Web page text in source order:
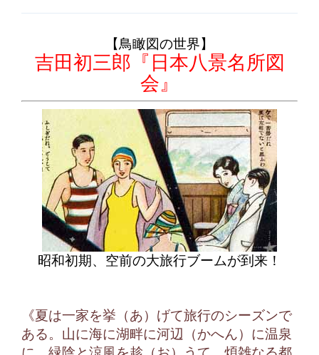
【鳥瞰図の世界】
吉田初三郎『日本八景名所図
会』
昭和初期、空前の大旅行ブームが到来！
《夏は一家を挙（あ）げて旅行のシーズンで
ある。山に海に湖畔に河辺（かへん）に温泉